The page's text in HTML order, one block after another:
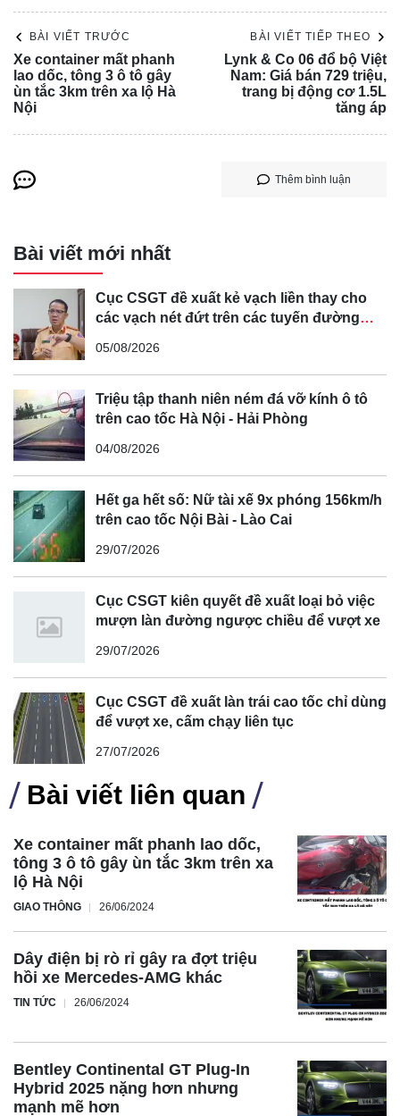
gỡ người thân, bạn bè của đối tượng nhằm vận động Hải
ra đầu thú và khai nhận sự việc.
Ngày 12/6, Cơ quan Cảnh sát điều tra Công an huyện
Cẩm Xuyên ra quyết định khởi tố vụ án và khởi tố bị can
đối với Bùi Ngọc Hải về tội "Vi phạm quy định về tham gia
giao thông đường bộ" theo Điều 260 Bộ luật Hình sự.
nã đặc biệt đối với Bùi Ngọc Hải.
gây tai nạn giao thông khiến 3 người tử vong.
BÀI VIẾT TRƯỚC
Xe container mất phanh
lao dốc, tông 3 ô tô gây
ùn tắc 3km trên xa lộ Hà
Nội
BÀI VIẾT TIẾP THEO
Lynk & Co 06 đổ bộ Việt
Nam: Giá bán 729 triệu,
trang bị động cơ 1.5L
tăng áp
Thêm bình luận
Bài viết mới nhất
Cục CSGT đề xuất kẻ vạch liền thay cho
các vạch nét đứt trên các tuyến đường
05/08/2026
Triệu tập thanh niên ném đá vỡ kính ô tô
trên cao tốc Hà Nội - Hải Phòng
04/08/2026
Hết ga hết số: Nữ tài xế 9x phóng 156km/h
trên cao tốc Nội Bài - Lào Cai
29/07/2026
Cục CSGT kiên quyết đề xuất loại bỏ việc
mượn làn đường ngược chiều để vượt xe
29/07/2026
Cục CSGT đề xuất làn trái cao tốc chỉ dùng
để vượt xe, cấm chạy liên tục
27/07/2026
Bài viết liên quan
Xe container mất phanh lao dốc,
tông 3 ô tô gây ùn tắc 3km trên xa
lộ Hà Nội
GIAO THÔNG 26/06/2024
Dây điện bị rò rỉ gây ra đợt triệu
hồi xe Mercedes-AMG khác
TIN TỨC 26/06/2024
Bentley Continental GT Plug-In
Hybrid 2025 nặng hơn nhưng
mạnh mẽ hơn